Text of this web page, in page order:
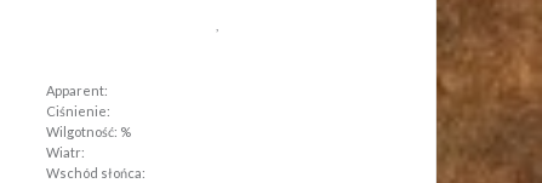
Apparent:
Ciśnienie:
Wilgotność: %
Wiatr:
Wschód słońca: